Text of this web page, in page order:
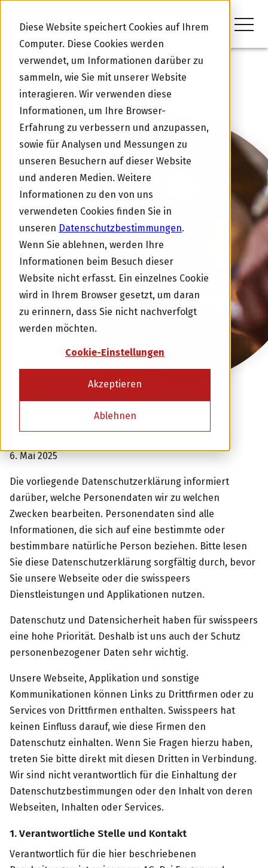
Diese Website speichert Cookies auf Ihrem
Computer. Diese Cookies werden
verwendet, um Informationen darüber zu
sammeln, wie Sie mit unserer Website
interagieren. Wir verwenden diese
Informationen, um Ihre Browser-
Erfahrung zu verbessern und anzupassen,
sowie für Analysen und Messungen zu
unseren Besuchern auf dieser Website
und anderen Medien. Weitere
Informationen zu den von uns
verwendeten Cookies finden Sie in
unseren Datenschutzbestimmungen.
Wenn Sie ablehnen, werden Ihre
Informationen beim Besuch dieser
Website nicht erfasst. Ein einzelnes Cookie
wird in Ihrem Browser gesetzt, um daran
zu erinnern, dass Sie nicht nachverfolgt
werden möchten.
Cookie-Einstellungen
Akzeptieren
Ablehnen
Datenschutz
Bestimmungen
6. Mai 2025
Die vorliegende Datenschutzerklärung informiert
darüber, welche Personendaten wir zu welchen
Zwecken bearbeiten. Personendaten sind alle
Informationen, die sich auf eine bestimmte oder
bestimmbare natürliche Person beziehen. Bitte lesen
Sie diese Datenschutzerklärung sorgfältig durch, bevor
Sie unsere Webseite oder die swisspeers
Dienstleistungen und Applikationen nutzen.
Datenschutz und Datensicherheit haben für swisspeers
eine hohe Priorität. Deshalb ist uns auch der Schutz
personenbezogener Daten sehr wichtig.
Unsere Webseite, Applikation und sonstige
Kommunikationen können Links zu Drittfirmen oder zu
Services von Drittfirmen enthalten. Swisspeers hat
keinen Einfluss darauf, wie diese Firmen den
Datenschutz einhalten. Wenn Sie Fragen hierzu haben,
treten Sie bitte direkt mit diesen Dritten in Verbindung.
Wir sind nicht verantwortlich für die Einhaltung der
Datenschutzbestimmungen oder den Inhalt von deren
Webseiten, Inhalten oder Services.
1. Verantwortliche Stelle und Kontakt
Verantwortlich für die hier beschriebenen